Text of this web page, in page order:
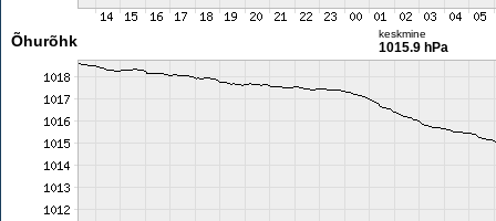
Õhurõhk keskmine
1015.9 hPa